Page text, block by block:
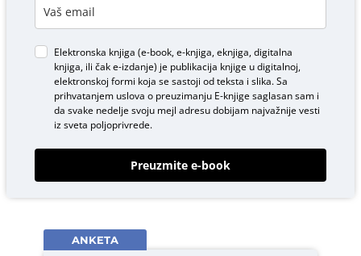
Elektronska knjiga (e-book, e-knjiga, eknjiga, digitalna
knjiga, ili čak e-izdanje) je publikacija knjige u digitalnoj,
elektronskoj formi koja se sastoji od teksta i slika. Sa
prihvatanjem uslova o preuzimanju E-knjigesaglasan sam i
da svake nedelje svoju mejl adresu dobijam najvažnije vesti
iz sveta poljoprivrede.
Preuzmite e-book
ANKETA